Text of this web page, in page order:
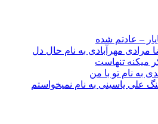
– عادتم شده
مرادی مهرآبادی به نام حال دل
میکنه تنهاست
به نام تو با من
علی یاسینی به نام نمیخواستم